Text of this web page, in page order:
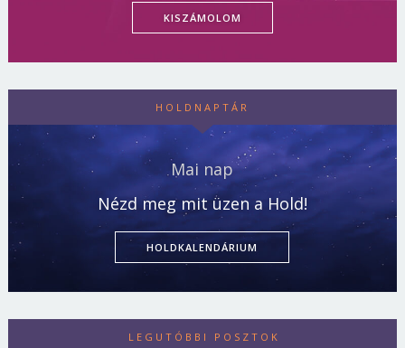
KISZÁMOLOM
HOLDNAPTÁR
Mai nap
Nézd meg mit üzen a Hold!
HOLDKALENDÁRIUM
LEGUTÓBBI POSZTOK